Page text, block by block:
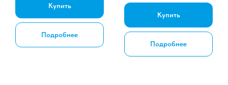
Купить
Подробнее
Купить
Подробнее